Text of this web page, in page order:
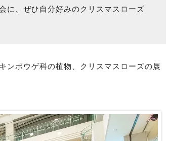
に、ぜひ自分好みのクリスマスローズ
ンポウゲ科の植物、クリスマスローズの展